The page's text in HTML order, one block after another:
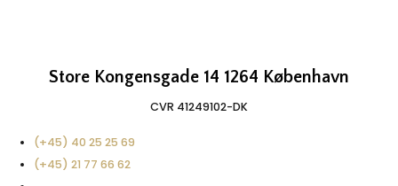
Store Kongensgade 14 1264 København
CVR 41249102-DK​
(+45) 40 25 25 69
(+45) 21 77 66 62